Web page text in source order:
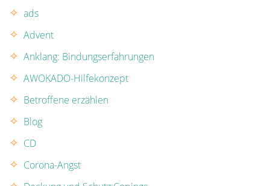
ads
Advent
Anklang: Bindungserfahrungen
AWOKADO-Hilfekonzept
Betroffene erzählen
Blog
CD
Corona-Angst